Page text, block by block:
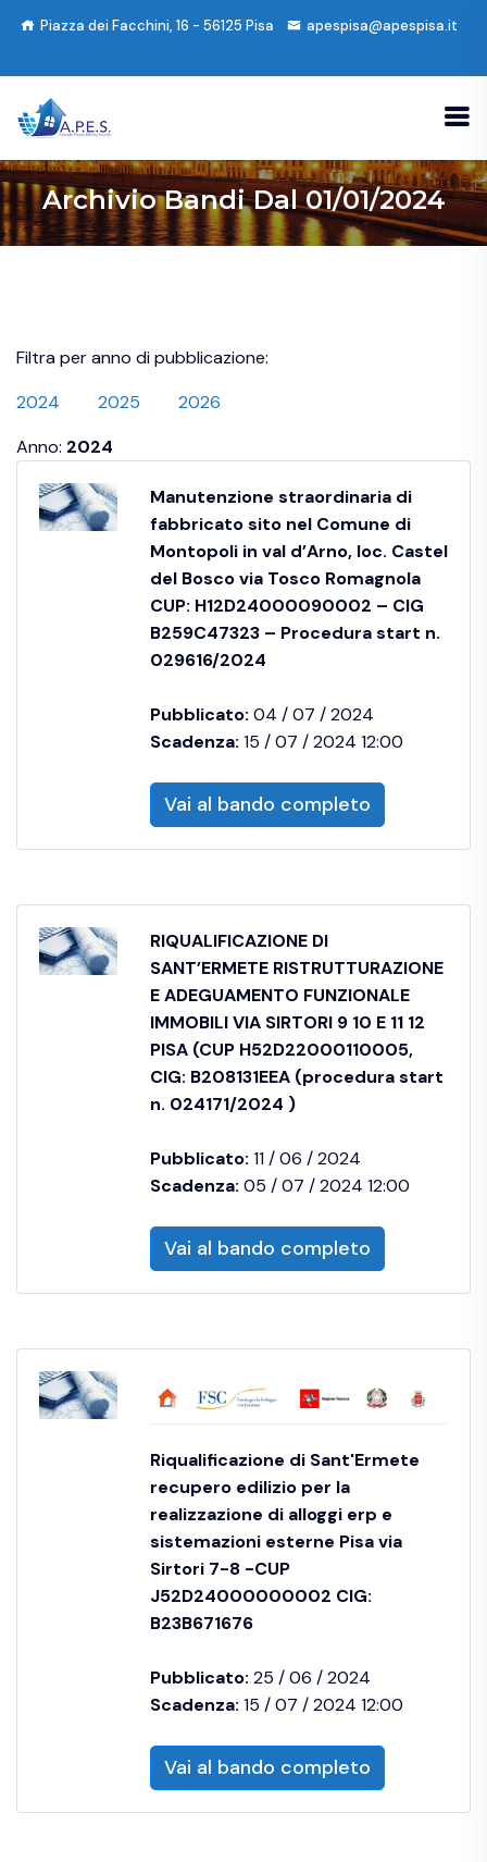
Piazza dei Facchini, 16 - 56125 Pisa apespisa@apespisa.it
Archivio Bandi Dal 01/01/2024
Filtra per anno di pubblicazione:
2024
2025
2026
Anno: 2024
Manutenzione straordinaria di
fabbricato sito nel Comune di
Montopoli in val d’Arno, loc. Castel
del Bosco via Tosco Romagnola
CUP: H12D24000090002 – CIG
B259C47323 – Procedura start n.
029616/2024
Pubblicato: 04 / 07 / 2024
Scadenza: 15 / 07 / 2024 12:00
Vai al bando completo
RIQUALIFICAZIONE DI
SANT’ERMETE RISTRUTTURAZIONE
E ADEGUAMENTO FUNZIONALE
IMMOBILI VIA SIRTORI 9 10 E 11 12
PISA (CUP H52D22000110005,
CIG: B208131EEA (procedura start
n. 024171/2024 )
Pubblicato: 11 / 06 / 2024
Scadenza: 05 / 07 / 2024 12:00
Vai al bando completo
Riqualificazione di Sant'Ermete
recupero edilizio per la
realizzazione di alloggi erp e
sistemazioni esterne Pisa via
Sirtori 7-8 -CUP
J52D24000000002 CIG:
B23B671676
Pubblicato: 25 / 06 / 2024
Scadenza: 15 / 07 / 2024 12:00
Vai al bando completo